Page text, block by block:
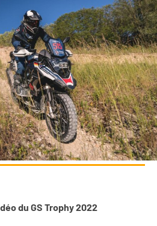
du GS Trophy 2022